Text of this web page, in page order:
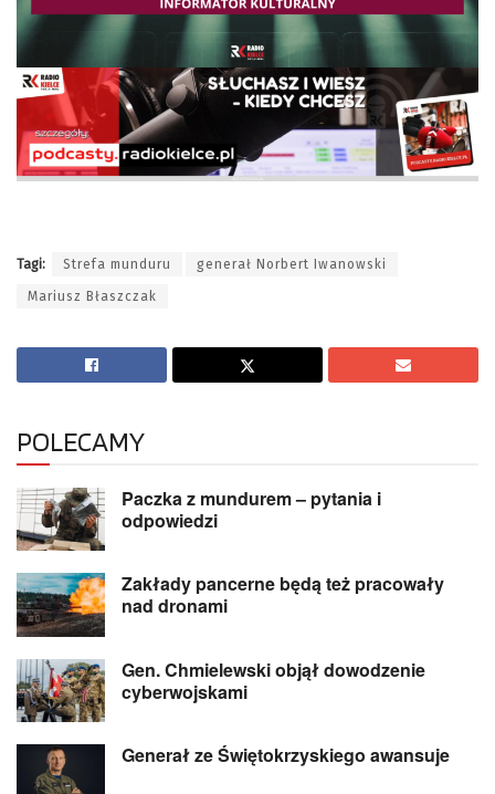
Tagi: Strefa munduru generał Norbert Iwanowski
Mariusz Błaszczak
POLECAMY
Paczka z mundurem – pytania i
odpowiedzi
Zakłady pancerne będą też pracowały
nad dronami
Gen. Chmielewski objął dowodzenie
cyberwojskami
Generał ze Świętokrzyskiego awansuje